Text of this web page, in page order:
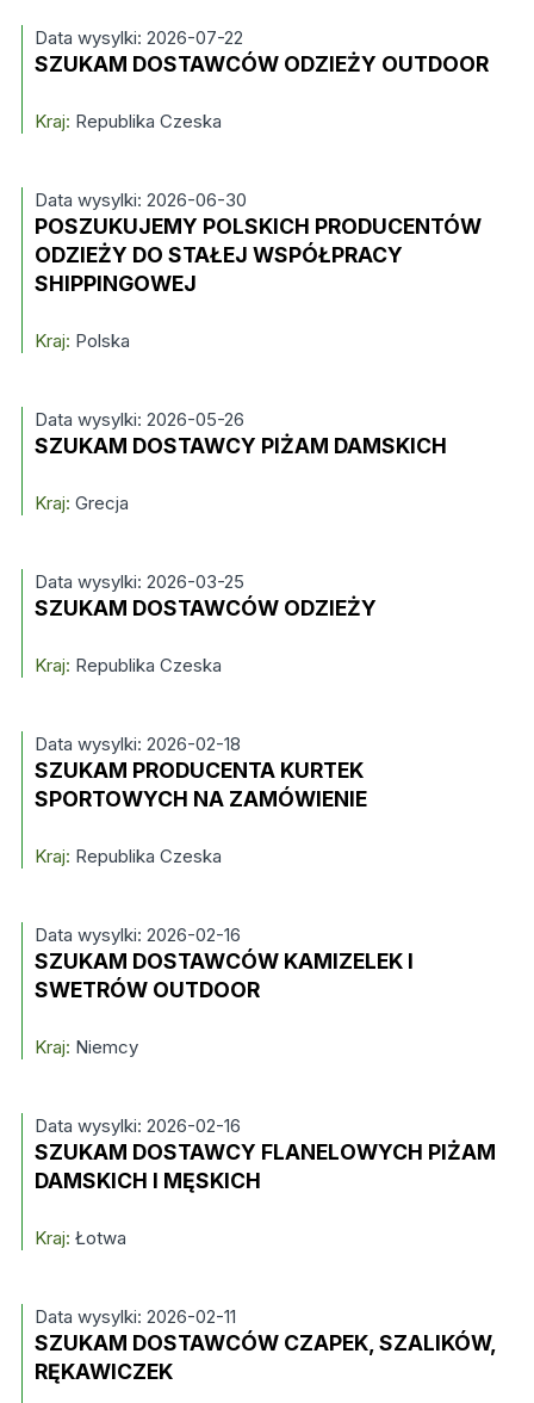
Data wysylki: 2026-07-22
SZUKAM DOSTAWCÓW ODZIEŻY OUTDOOR
Kraj: Republika Czeska
Data wysylki: 2026-06-30
POSZUKUJEMY POLSKICH PRODUCENTÓW
ODZIEŻY DO STAŁEJ WSPÓŁPRACY
SHIPPINGOWEJ
Kraj: Polska
Data wysylki: 2026-05-26
SZUKAM DOSTAWCY PIŻAM DAMSKICH
Kraj: Grecja
Data wysylki: 2026-03-25
SZUKAM DOSTAWCÓW ODZIEŻY
Kraj: Republika Czeska
Data wysylki: 2026-02-18
SZUKAM PRODUCENTA KURTEK
SPORTOWYCH NA ZAMÓWIENIE
Kraj: Republika Czeska
Data wysylki: 2026-02-16
SZUKAM DOSTAWCÓW KAMIZELEK I
SWETRÓW OUTDOOR
Kraj: Niemcy
Data wysylki: 2026-02-16
SZUKAM DOSTAWCY FLANELOWYCH PIŻAM
DAMSKICH I MĘSKICH
Kraj: Łotwa
Data wysylki: 2026-02-11
SZUKAM DOSTAWCÓW CZAPEK, SZALIKÓW,
RĘKAWICZEK